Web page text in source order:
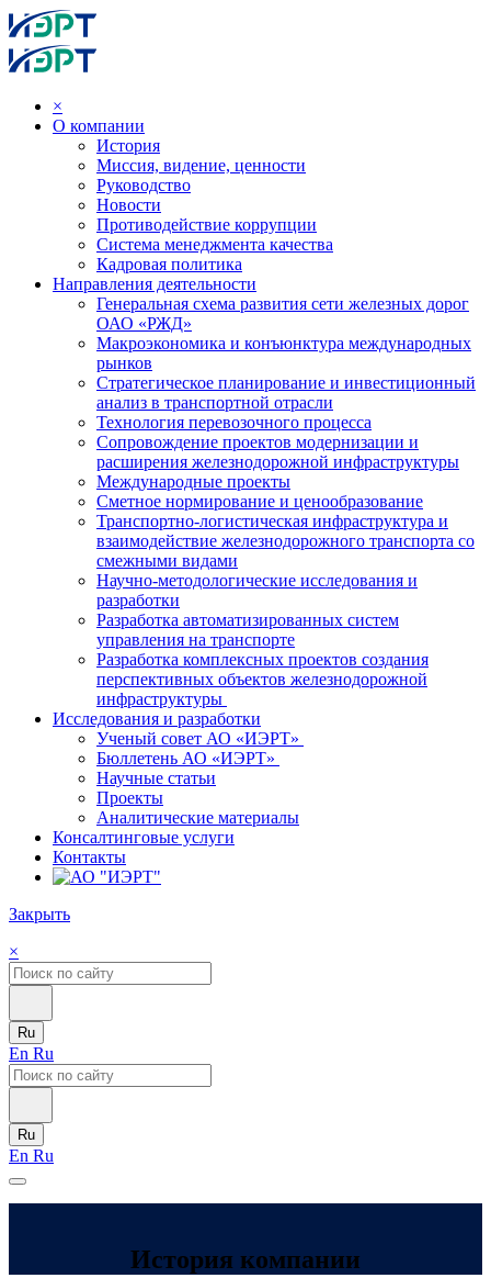
×
О компании
История
Миссия, видение, ценности
Руководство
Новости
Противодействие коррупции
Система менеджмента качества
Кадровая политика
Направления деятельности
Генеральная схема развития сети железных дорог
ОАО «РЖД»
Макроэкономика и конъюнктура международных
рынков
Стратегическое планирование и инвестиционный
анализ в транспортной отрасли
Технология перевозочного процесса
Сопровождение проектов модернизации и
расширения железнодорожной инфраструктуры
Международные проекты
Сметное нормирование и ценообразование
Транспортно-логистическая инфраструктура и
взаимодействие железнодорожного транспорта со
смежными видами
Научно-методологические исследования и
разработки
Разработка автоматизированных систем
управления на транспорте
Разработка комплексных проектов создания
перспективных объектов железнодорожной
инфраструктуры
Исследования и разработки
Ученый совет АО «ИЭРТ»
Бюллетень АО «ИЭРТ»
Научные статьи
Проекты
Аналитические материалы
Консалтинговые услуги
Контакты
Закрыть
×
Ru
En Ru
Ru
En Ru
История компании